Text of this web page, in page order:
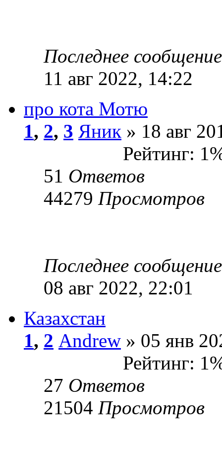
Последнее
11 авг 2022, 14:22
про кота Мотю
1, 2, 3 Яник » 18 авг
Рейтинг:
51 Ответов
44279 Просмотров
Последнее
08 авг 2022, 22:01
Казахстан
1, 2 Andrew » 05 янв
Рейтинг:
27 Ответов
21504 Просмотров